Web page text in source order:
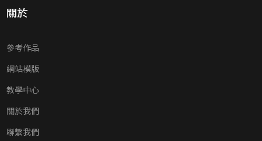
關於
參考作品
網站模版
教學中心
關於我們
聯繫我們